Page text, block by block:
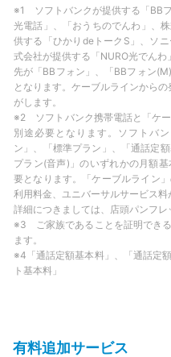
※1 ソフトバンクが提供する「BB
光電話」、「おうちのでんわ」、
供する「ひかりdeトークS」、ソ
式会社が提供する「NURO光でん
先が「BBフォン」、「BBフォン
となります。ケーブルラインから
がします。
※2 ソフトバンク携帯電話と「ケ
別途必要となります。ソフトバ
ン」、「標準プラン」、「通話定
プラン(音声)」のいずれかの月額
要となります。「ケーブルライン
利用料金、ユニバーサルサービス料
詳細につきましては、店頭パンフレ
※3 ご家族であることを証明でき
ます。
※4「通話定額基本料」、「通話定
ト基本料」
有料追加サービス